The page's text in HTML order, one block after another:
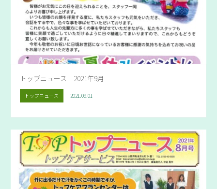
トップニュース 2021年9月
トップニュース 2021.09.01